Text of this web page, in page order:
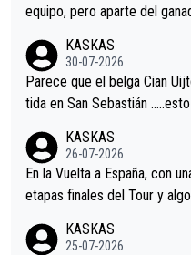
equipo, pero aparte del
s.La única buena noticia es
astian.Si en la Vuelta a
er alguna sorpresa en la
KASKAS
30-07-2026
Parece que el belga Cian
tida en San Sebastián
KASKAS
26-07-2026
En la Vuelta a España, con
etapas finales del Tour y
KASKAS
25-07-2026